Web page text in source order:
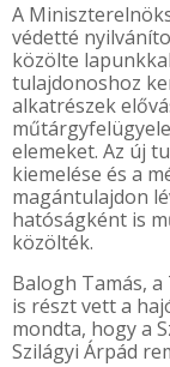
A
védetté
közölte
tulajdonoshoz
alkatrészek
elemeket. Az új
kiemelése és a
magántulajdon
hatóságként is
közölték.
Balogh Tamás,
is részt vett a
mondta, hogy a
Szilágyi Árpád